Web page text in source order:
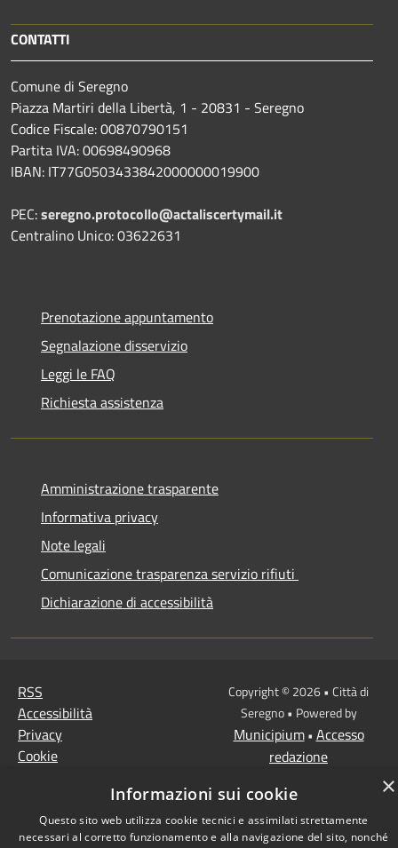
CONTATTI
Comune di Seregno
Piazza Martiri della Libertà, 1 - 20831 - Seregno
Codice Fiscale: 00870790151
Partita IVA: 00698490968
IBAN: IT77G0503433842000000019900
PEC:seregno.protocollo@actaliscertymail.it
Centralino Unico: 03622631
Prenotazione appuntamento
Segnalazione disservizio
Leggi le FAQ
Richiesta assistenza
Amministrazione trasparente
Informativa privacy
Note legali
Comunicazione trasparenza servizio rifiuti
Dichiarazione di accessibilità
RSS
Accessibilità
Privacy
Cookie
Copyright © 2026 • Città di
Seregno • Powered by
Municipium• Accesso
redazione
×
Informazioni sui cookie
Questo sito web utilizza cookie tecnici e assimilati strettamente
necessari al corretto funzionamento e alla navigazione del sito, nonché